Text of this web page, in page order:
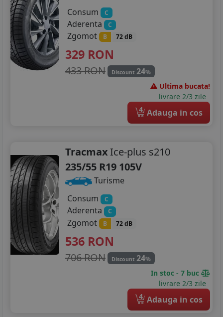
Consum
C
Aderenta C
Zgomot B 72 dB
329 RON
433 RON Discount 24%
Ultima bucata!
livrare 2/3 zile
4 Adauga in cos
Tracmax Ice-plus s210
235/55 R19 105V
Turisme
Consum
C
Aderenta C
Zgomot B 72 dB
536 RON
706 RON Discount 24%
In stoc - 7 buc
livrare 2/3 zile
4 Adauga in cos